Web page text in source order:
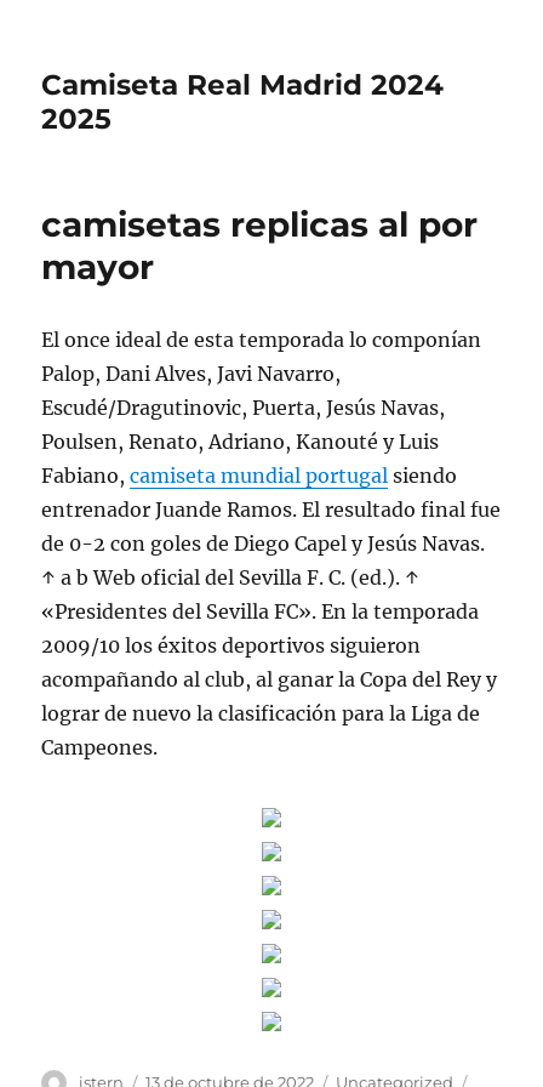
Camiseta Real Madrid 2024
2025
camisetas replicas al por
mayor
El once ideal de esta temporada lo componían
Palop, Dani Alves, Javi Navarro,
Escudé/Dragutinovic, Puerta, Jesús Navas,
Poulsen, Renato, Adriano, Kanouté y Luis
Fabiano,camiseta mundial portugal siendo
entrenador Juande Ramos. El resultado final fue
de 0-2 con goles de Diego Capel y Jesús Navas.
↑ a b Web oficial del Sevilla F. C. (ed.). ↑
«Presidentes del Sevilla FC». En la temporada
2009/10 los éxitos deportivos siguieron
acompañando al club, al ganar la Copa del Rey y
lograr de nuevo la clasificación para la Liga de
Campeones.
Autor
istern
Publicado
13 de octubre de 2022 Categorías
Uncategorized